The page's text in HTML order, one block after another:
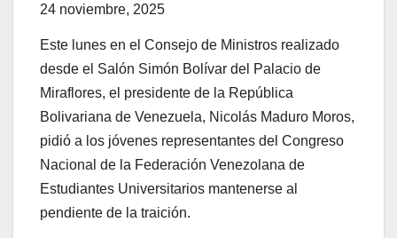
24 noviembre, 2025
Este lunes en el Consejo de Ministros realizado
desde el Salón Simón Bolívar del Palacio de
Miraflores, el presidente de la República
Bolivariana de Venezuela, Nicolás Maduro Moros,
pidió a los jóvenes representantes del Congreso
Nacional de la Federación Venezolana de
Estudiantes Universitarios mantenerse al
pendiente de la traición.